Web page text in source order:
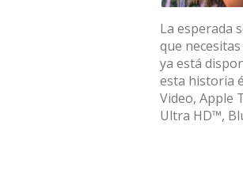
La esperada
que
ya está
esta historia
Video, Apple
Ultra HD™,